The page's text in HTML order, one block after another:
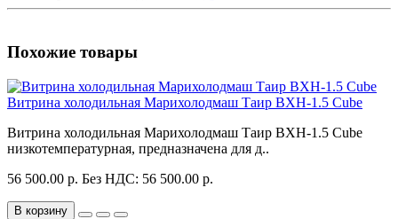
Похожие товары
Витрина холодильная Марихолодмаш Таир ВХН-1.5 Cube
Витрина холодильная Марихолодмаш Таир ВХН-1.5 Cube
низкотемпературная, предназначена для д..
56 500.00 р. Без НДС: 56 500.00 р.
В корзину